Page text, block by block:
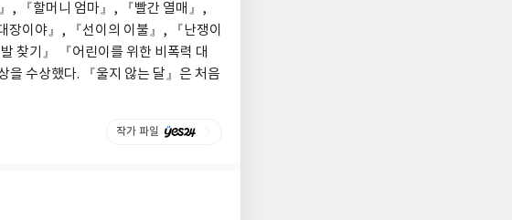
, 『할머니 엄마』, 『빨간 열매』,
장이야』, 『선이의 이불』, 『난쟁이
찾기』 『어린이를 위한 비폭력 대
을 수상했다. 『울지 않는 달』은 처음
작가 파일